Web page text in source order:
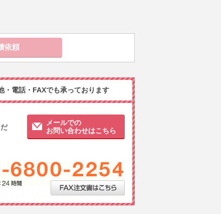
・電話・FAXでも承っております
メールでの
お問い合わせはこちら